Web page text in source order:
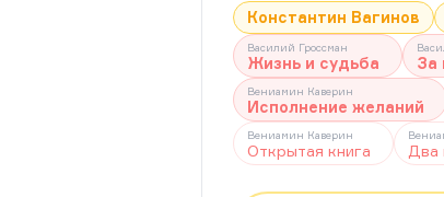
Константин Вагинов
Василий Гроссман
Жизнь и судьба За
Вениамин Каверин
Исполнение желаний
Вениамин Каверин
Открытая книга Два